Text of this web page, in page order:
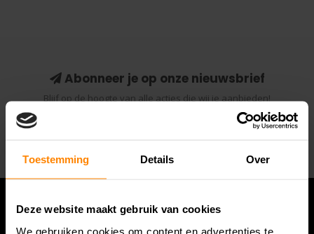
Toestemming Details Over
Deze website maakt gebruik van cookies
We gebruiken cookies om content en advertenties te
Abonneer je op onze nieuwsbrief
Blijf op de hoogte van alle acties die wij je aanbieden!
Abonneer